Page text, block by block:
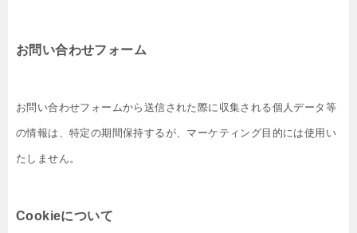
お問い合わせフォーム
お問い合わせフォームから送信された際に収集される個人データ等
の情報は、特定の期間保持するが、マーケティング目的には使用い
たしません。
Cookieについて